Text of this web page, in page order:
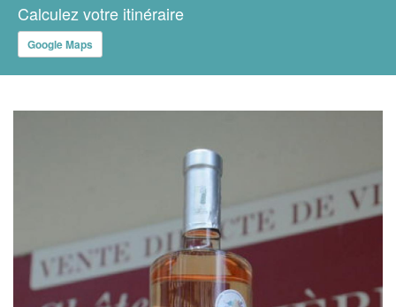
Calculez votre itinéraire
Google Maps